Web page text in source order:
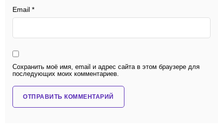
Email *
Сохранить моё имя, email и адрес сайта в этом браузере для
последующих моих комментариев.